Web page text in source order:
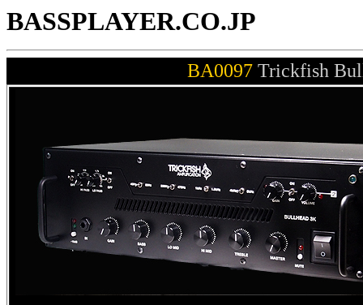
BASSPLAYER.CO.JP
BA0097 Trickfish